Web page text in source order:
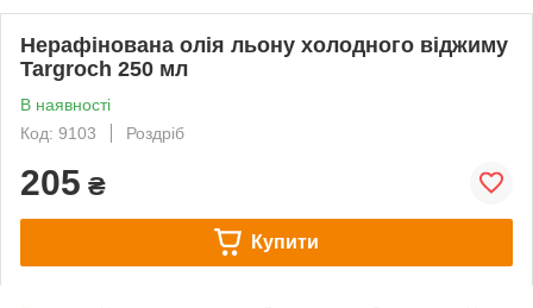
Нерафінована олія льону холодного віджиму
Targroch 250 мл
В наявності
Код: 9103
Роздріб
205 ₴
Купити